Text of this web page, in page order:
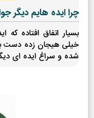
چرا ایده هایم دیگر
بسیار اتفاق افتاده
خیلی هیجان زده دست
شده و سراغ ایده ای